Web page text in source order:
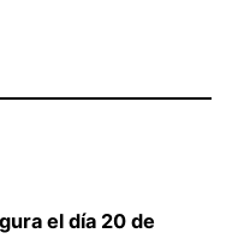
el día 20 de